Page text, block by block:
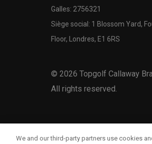
Galles: 2756321
Siège social: 1 Blossom Yard,
Floor, Londres, E1 6RS
© 2026 Topgolf Callaway
All rights reserved.
We and our third-party partners use cookies